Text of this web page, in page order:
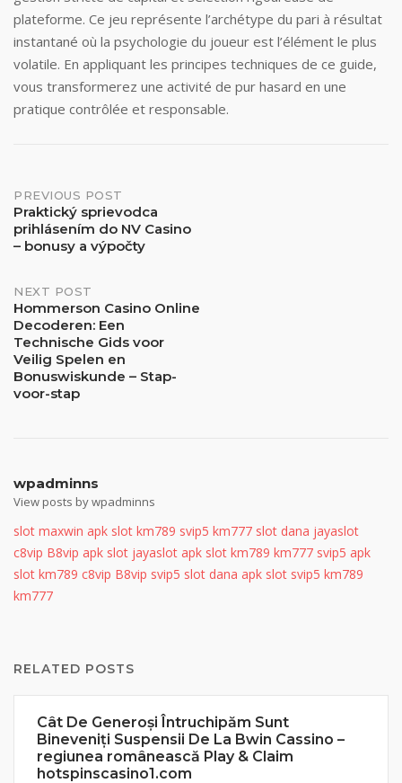
plateforme. Ce jeu représente l’archétype du pari à résultat
instantané où la psychologie du joueur est l’élément le plus
volatile. En appliquant les principes techniques de ce guide,
vous transformerez une activité de pur hasard en une
pratique contrôlée et responsable.
Post
navigation
PREVIOUS POST
Praktický sprievodca
prihlásením do NV Casino
– bonusy a výpočty
NEXT POST
Hommerson Casino Online
Decoderen: Een
Technische Gids voor
Veilig Spelen en
Bonuswiskunde – Stap-
voor-stap
wpadminns
View posts by wpadminns
slot maxwin apk slot km789 svip5 km777 slot dana jayaslot
c8vip B8vip apk slot jayaslot apk slot km789 km777 svip5 apk
slot km789 c8vip B8vip svip5 slot dana apk slot svip5 km789
km777
RELATED POSTS
Cât De Generoși Întruchipăm Sunt
Bineveniți Suspensii De La Bwin Cassino –
regiunea românească Play & Claim
hotspinscasino1.com